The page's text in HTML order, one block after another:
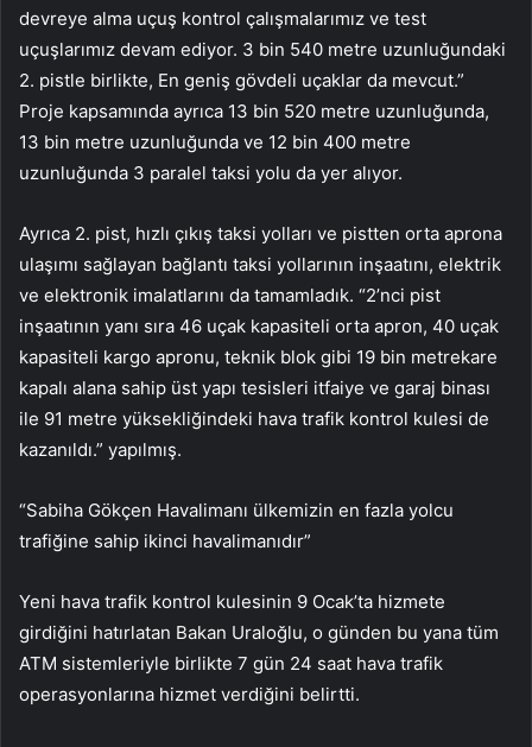
devreye alma uçuş kontrol çalışmalarımız ve test
uçuşlarımız devam ediyor. 3 bin 540 metre uzunluğundaki
2. pistle birlikte, En geniş gövdeli uçaklar da mevcut.”
Proje kapsamında ayrıca 13 bin 520 metre uzunluğunda,
13 bin metre uzunluğunda ve 12 bin 400 metre
uzunluğunda 3 paralel taksi yolu da yer alıyor.
Ayrıca 2. pist, hızlı çıkış taksi yolları ve pistten orta aprona
ulaşımı sağlayan bağlantı taksi yollarının inşaatını, elektrik
ve elektronik imalatlarını da tamamladık. “2’nci pist
inşaatının yanı sıra 46 uçak kapasiteli orta apron, 40 uçak
kapasiteli kargo apronu, teknik blok gibi 19 bin metrekare
kapalı alana sahip üst yapı tesisleri itfaiye ve garaj binası
ile 91 metre yüksekliğindeki hava trafik kontrol kulesi de
kazanıldı.” yapılmış.
“Sabiha Gökçen Havalimanı ülkemizin en fazla yolcu
trafiğine sahip ikinci havalimanıdır”
Yeni hava trafik kontrol kulesinin 9 Ocak’ta hizmete
girdiğini hatırlatan Bakan Uraloğlu, o günden bu yana tüm
ATM sistemleriyle birlikte 7 gün 24 saat hava trafik
operasyonlarına hizmet verdiğini belirtti.